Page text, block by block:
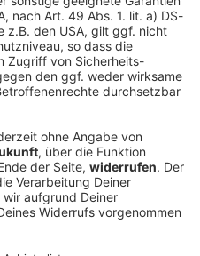
AfD-
ein Auge.
dritte